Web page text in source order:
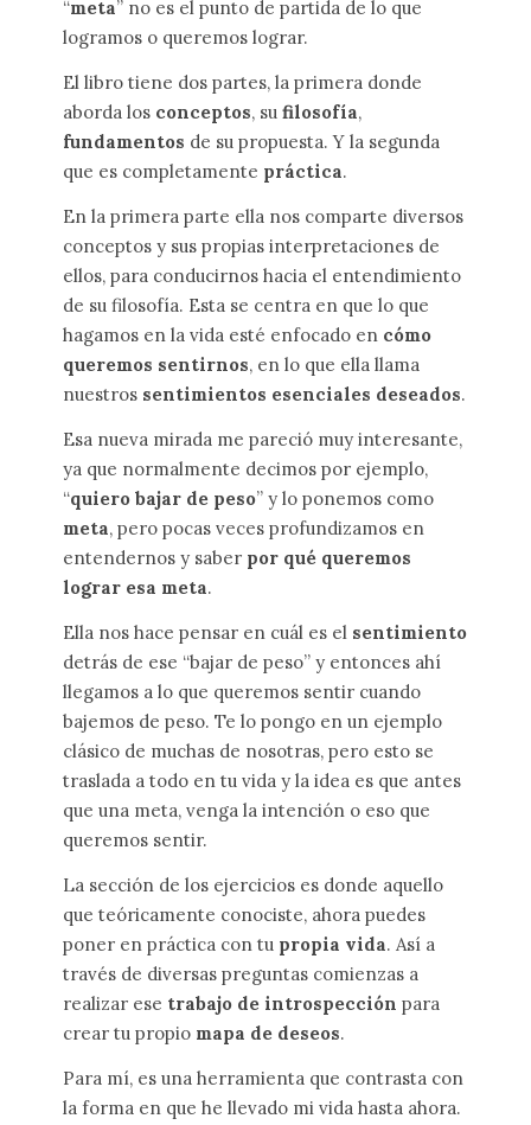
“meta” no es el punto de partida de lo que
logramos o queremos lograr.
El libro tiene dos partes, la primera donde
aborda los conceptos, su filosofía,
fundamentos de su propuesta. Y la segunda
que es completamente práctica.
En la primera parte ella nos comparte diversos
conceptos y sus propias interpretaciones de
ellos, para conducirnos hacia el entendimiento
de su filosofía. Esta se centra en que lo que
hagamos en la vida esté enfocado en cómo
queremos sentirnos, en lo que ella llama
nuestros sentimientos esenciales deseados.
Esa nueva mirada me pareció muy interesante,
ya que normalmente decimos por ejemplo,
“quiero bajar de peso” y lo ponemos como
meta, pero pocas veces profundizamos en
entendernos y saber por qué queremos
lograr esa meta.
Ella nos hace pensar en cuál es el sentimiento
detrás de ese “bajar de peso” y entonces ahí
llegamos a lo que queremos sentir cuando
bajemos de peso. Te lo pongo en un ejemplo
clásico de muchas de nosotras, pero esto se
traslada a todo en tu vida y la idea es que antes
que una meta, venga la intención o eso que
queremos sentir.
La sección de los ejercicios es donde aquello
que teóricamente conociste, ahora puedes
poner en práctica con tu propia vida. Así a
través de diversas preguntas comienzas a
realizar ese trabajo de introspección para
crear tu propio mapa de deseos.
Para mí, es una herramienta que contrasta con
la forma en que he llevado mi vida hasta ahora.